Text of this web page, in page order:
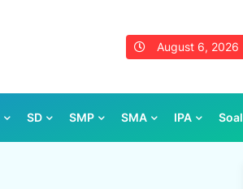
August 6, 2026
SD SMP SMA IPA Soal